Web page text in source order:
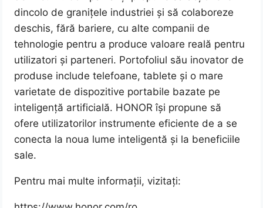
dincolo de granițele industriei și să colaboreze
deschis, fără bariere, cu alte companii de
tehnologie pentru a produce valoare reală pentru
utilizatori și parteneri. Portofoliul său inovator de
produse include telefoane, tablete și o mare
varietate de dispozitive portabile bazate pe
inteligență artificială. HONOR își propune să
ofere utilizatorilor instrumente eficiente de a se
conecta la noua lume inteligentă și la beneficiile
sale.
Pentru mai multe informații, vizitați: